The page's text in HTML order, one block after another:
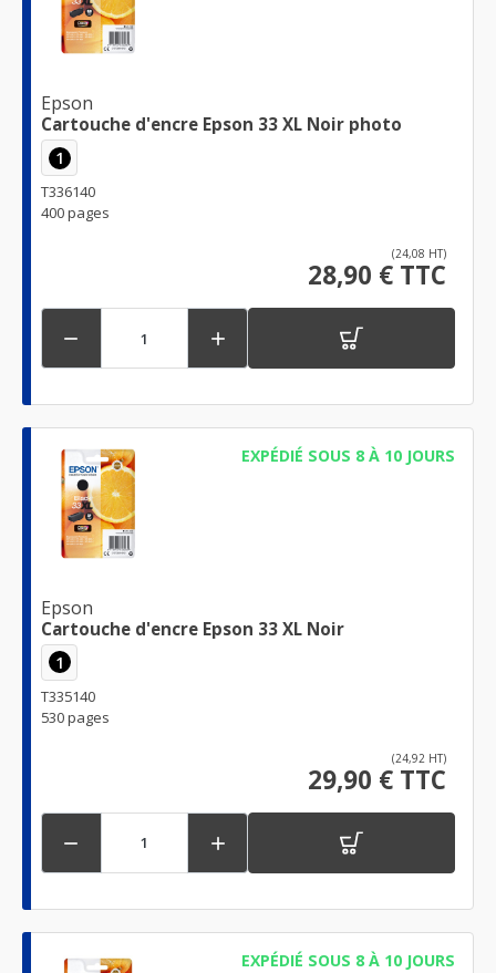
Epson
Cartouche d'encre Epson 33 XL Noir photo
1
T336140
400 pages
(24,08 HT)
28,90 € TTC
 
EXPÉDIÉ SOUS 8 À 10 JOURS
Epson
Cartouche d'encre Epson 33 XL Noir
1
T335140
530 pages
(24,92 HT)
29,90 € TTC
 
EXPÉDIÉ SOUS 8 À 10 JOURS